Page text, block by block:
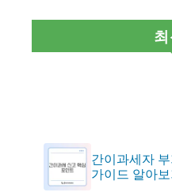
간이과세자
가이드 알아